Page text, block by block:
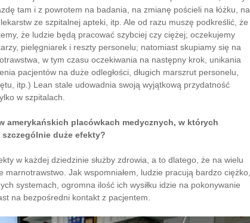
tam i z powrotem na badania, na zmianę pościeli na łóżku, na
ze szpitalnej apteki, itp. Ale od razu muszę podkreślić, że
że ludzie będą pracować szybciej czy ciężej; oczekujemy
pielęgniarek i reszty personelu; natomiast skupiamy się na
w tym czasu oczekiwania na następny krok, unikania
pacjentów na duże odległości, długich marszrut personelu,
itp.) Lean stale udowadnia swoją wyjątkową przydatność
w szpitalach.
amerykańskich placówkach medycznych, w których
duże efekty?
w każdej dziedzinie służby zdrowia, a to dlatego, że na wielu
marnotrawstwo. Jak wspomniałem, ludzie pracują bardzo ciężko,
systemach, ogromna ilość ich wysiłku idzie na pokonywanie
na bezpośredni kontakt z pacjentem.